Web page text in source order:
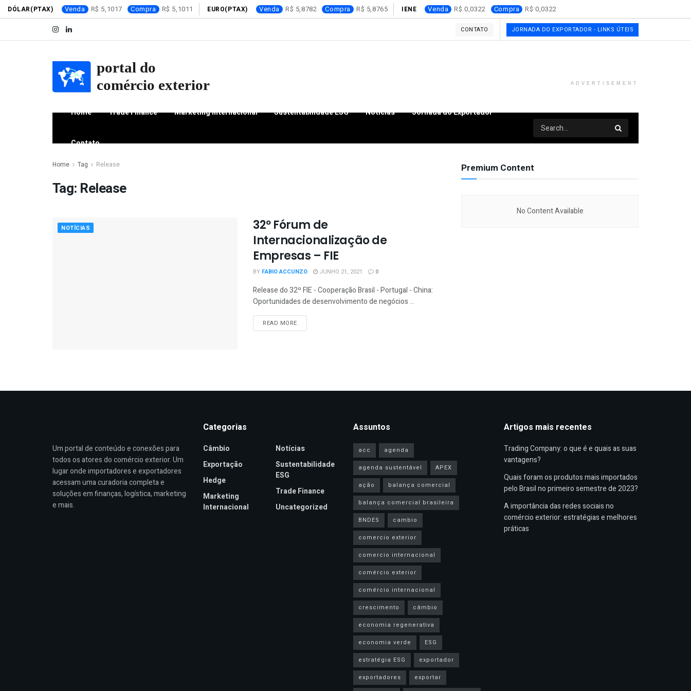
DÓLAR(PTAX) Venda 5,1017 Compra 5,1011 EURO(PTAX) Venda 5,8782 Compra 5,8765 IENE Venda 0,0322 Compra 0,0322
CONTATO JORNADA DO EXPORTADOR - LINKS ÚTEIS
ADVERTISEMENT
Home Trade Finance Marketing Internacional Sustentabilidade ESG Notícias Jornada do Exportador
Contato
Home Tag Release
Tag: Release
NOTÍCIAS
32º Fórum de
Internacionalização de
Empresas – FIE
BY FABIO ACCUNZO JUNHO 21, 2021 0
Release do 32º FIE - Cooperação Brasil - Portugal - China:
Oportunidades de desenvolvimento de negócios ...
READ MORE
Premium Content
No Content Available
Um portal de conteúdo e conexões para
todos os atores do comércio exterior. Um
lugar onde importadores e exportadores
acessam uma curadoria completa e
soluções em finanças, logística, marketing
e mais.
Categorias
Câmbio
Exportação
Hedge
Marketing
Internacional
Notícias
Sustentabilidade
ESG
Trade Finance
Uncategorized
Assuntos
acc
agenda
agenda sustentável
APEX
ação
balança comercial
balança comercial brasileira
BNDES
cambio
comercio exterior
comercio internacional
comércio exterior
comércio internacional
crescimento
câmbio
economia regenerativa
economia verde
ESG
estratégia ESG
exportador
exportadores
exportar
Artigos mais recentes
Trading Company: o que é e quais as suas
vantagens?
Quais foram os produtos mais importados
pelo Brasil no primeiro semestre de 2023?
A importância das redes sociais no
comércio exterior: estratégias e melhores
práticas